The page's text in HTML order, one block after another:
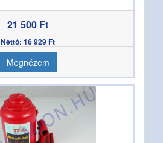
21 500 Ft
Nettó: 16 929 Ft
Megnézem